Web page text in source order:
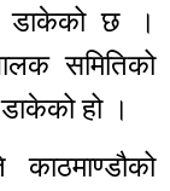
डाकेको छ ।
समितिको
हो ।